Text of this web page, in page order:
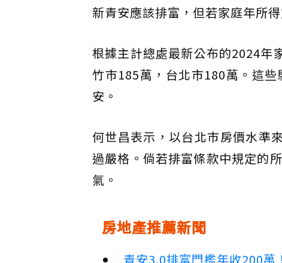
新青安應該排富，但若家庭年所
根據主計總處最新公布的2024年
竹市185萬，台北市180萬。這
安。
何世昌表示，以台北市房價水準
過嚴格。倘若排富條款中規定的
氣。
房地產推薦新聞
青安3.0排富門檻年收200萬